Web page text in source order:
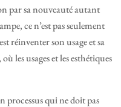
par sa nouveauté autant
ce n’est pas seulement
réinventer son usage et sa
les usages et les esthétiques
processus qui ne doit pas